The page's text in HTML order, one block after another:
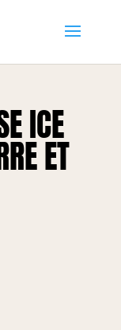
ICE
ET